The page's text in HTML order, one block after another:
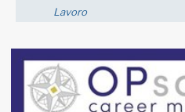
FM Trieste